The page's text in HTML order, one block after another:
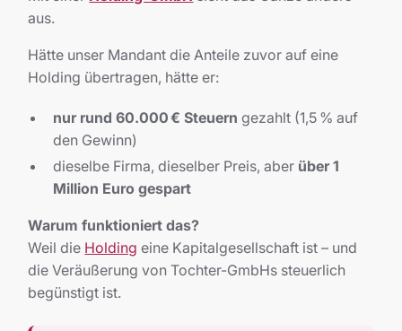
aus.
Hätte unser Mandant die Anteile zuvor auf eine
Holding übertragen, hätte er:
nur rund 60.000 € Steuern gezahlt (1,5 % auf
den Gewinn)
dieselbe Firma, dieselber Preis, aber über 1
Million Euro gespart
Warum funktioniert das?
Weil die Holding eine Kapitalgesellschaft ist – und
die Veräußerung von Tochter-GmbHs steuerlich
begünstigt ist.